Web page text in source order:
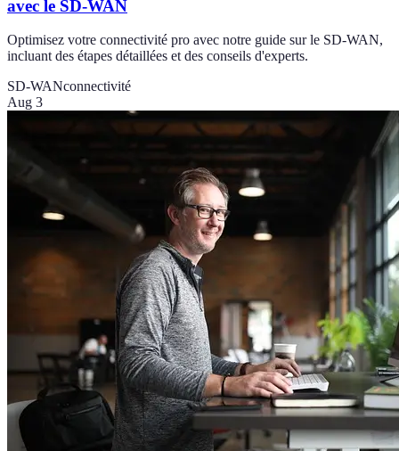
avec le SD-WAN
Optimisez votre connectivité pro avec notre guide sur le SD-WAN,
incluant des étapes détaillées et des conseils d'experts.
SD-WANconnectivité
Aug 3